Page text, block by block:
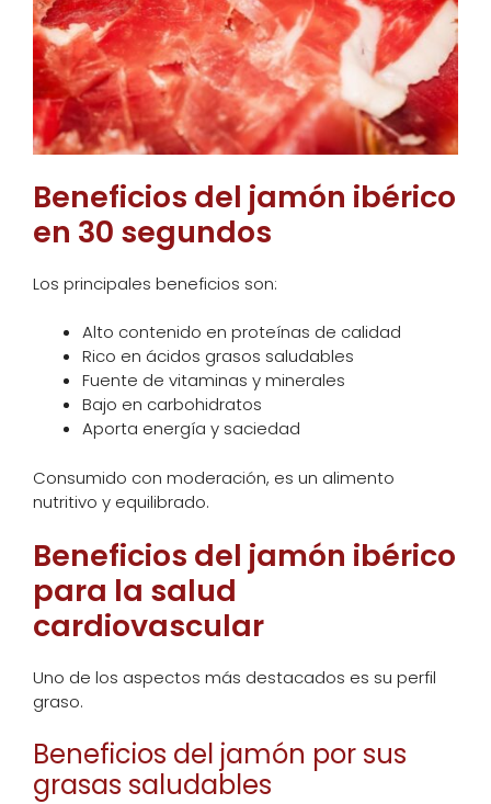
Beneficios del jamón ibérico
en 30 segundos
Los principales beneficios son:
Alto contenido en proteínas de calidad
Rico en ácidos grasos saludables
Fuente de vitaminas y minerales
Bajo en carbohidratos
Aporta energía y saciedad
Consumido con moderación, es un alimento
nutritivo y equilibrado.
Beneficios del jamón ibérico
para la salud
cardiovascular
Uno de los aspectos más destacados es su perfil
graso.
Beneficios del jamón por sus
grasas saludables